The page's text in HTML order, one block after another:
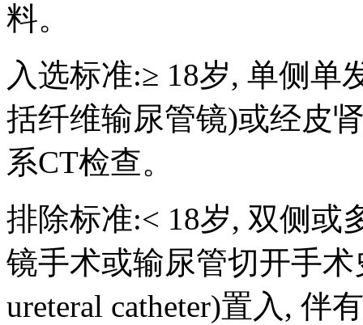
料。
入选标准:≥ 18岁, 单侧单
括纤维输尿管镜)或经皮
系CT检查。
排除标准:< 18岁, 双侧或
镜手术或输尿管切开手术
ureteral catheter)置入, 伴